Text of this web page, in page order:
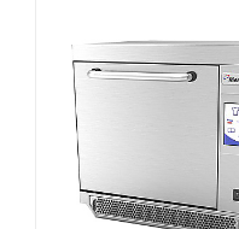
220 В; 2 уровня;
от 100 до 275 °С;
4.7 кВт